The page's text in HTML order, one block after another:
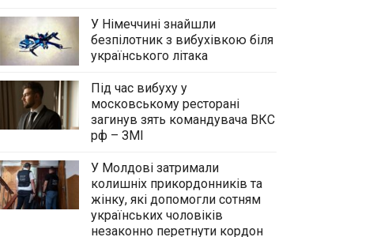
У Німеччині знайшли
безпілотник з вибухівкою біля
українського літака
Під час вибуху у
московському ресторані
загинув зять командувача ВКС
рф – ЗМІ
У Молдові затримали
колишніх прикордонників та
жінку, які допомогли сотням
українських чоловіків
незаконно перетнути кордон